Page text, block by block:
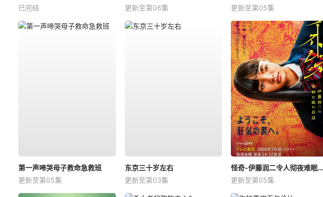
已完结
更新至第06集
更新至第05集
第一声啼哭母子救命急救班
更新至第05集
东京三十岁左右
更新至第03集
怪奇-伊藤润二令人彻夜难眠的奇异故事－
更新至第05集